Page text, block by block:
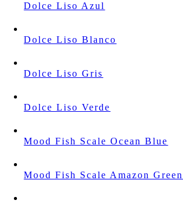
Dolce Liso Azul
Dolce Liso Blanco
Dolce Liso Gris
Dolce Liso Verde
Mood Fish Scale Ocean Blue
Mood Fish Scale Amazon Green